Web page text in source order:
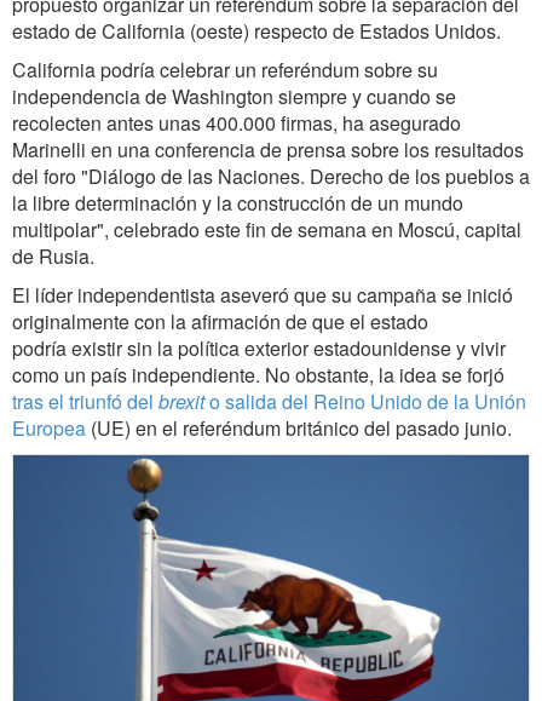
estado de California (oeste) respecto de Estados Unidos.
California podría celebrar un referéndum sobre su
independencia de Washington siempre y cuando se
recolecten antes unas 400.000 firmas, ha asegurado
Marinelli en una conferencia de prensa sobre los resultados
del foro "Diálogo de las Naciones. Derecho de los pueblos a
la libre determinación y la construcción de un mundo
multipolar", celebrado este fin de semana en Moscú, capital
de Rusia.
El líder independentista aseveró que su campaña se inició
originalmente con la afirmación de que el estado
podría existir sin la política exterior estadounidense y vivir
como un país independiente. No obstante, la idea se forjó
tras el triunfó del brexito salida del Reino Unido de la Unión
Europea (UE) en el referéndum británico del pasado junio.